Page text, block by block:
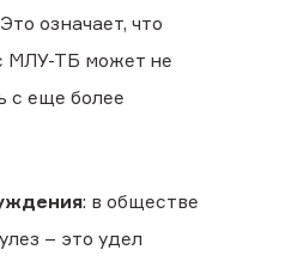
означает, что
МЛУ-ТБ может не
с еще более
: в обществе
– это удел